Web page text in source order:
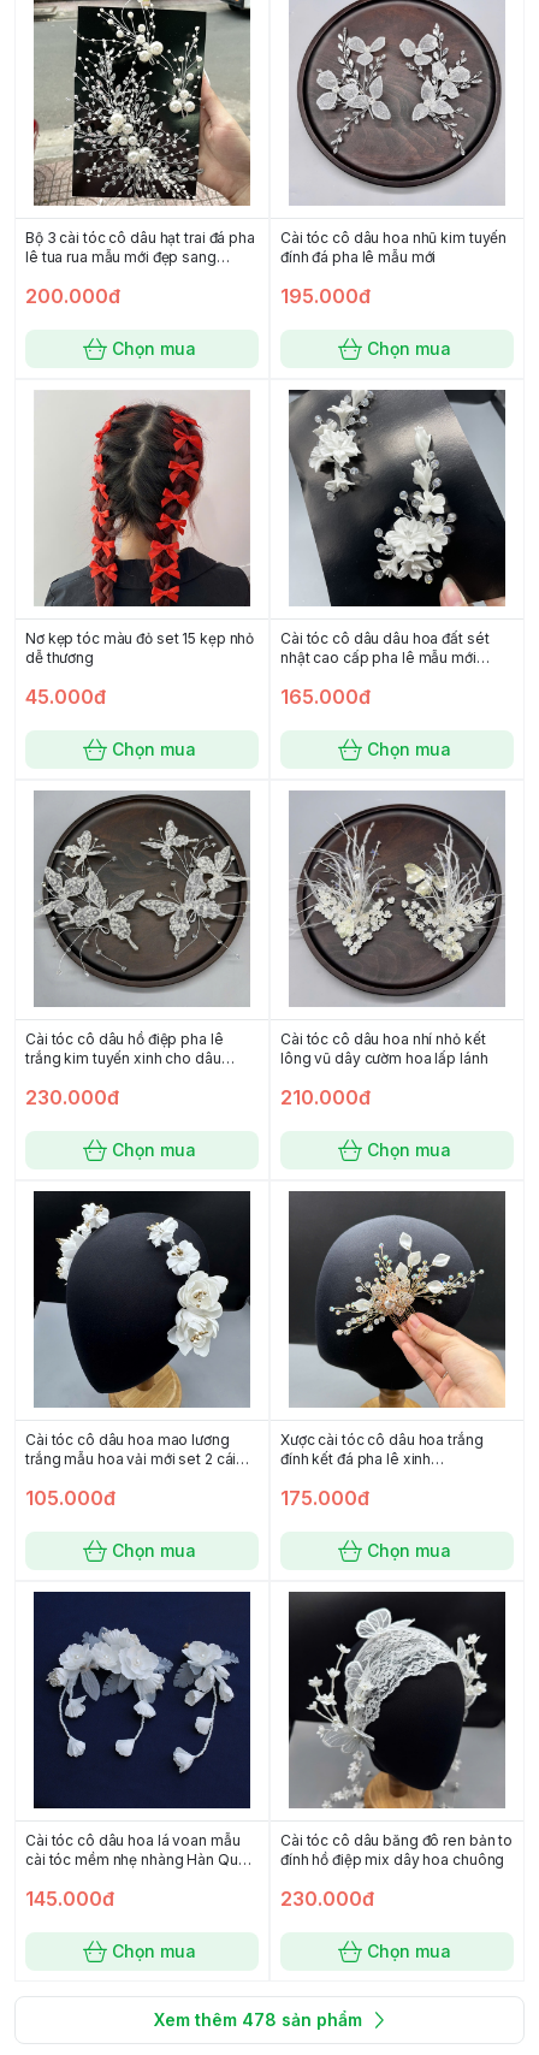
Bộ 3 cài tóc cô dâu hạt trai đá pha
lê tua rua mẫu mới đẹp sang
200.000đ
Chọn mua
Cài tóc cô dâu hoa nhũ kim tuyến
đính đá pha lê mẫu mới
195.000đ
Chọn mua
Nơ kẹp tóc màu đỏ set 15 kẹp nhỏ
dễ thương
45.000đ
Chọn mua
Cài tóc cô dâu dâu hoa đất sét
nhật cao cấp pha lê mẫu mới
165.000đ
Chọn mua
Cài tóc cô dâu hồ điệp pha lê
trắng kim tuyến xinh cho dâu
230.000đ
Chọn mua
Cài tóc cô dâu hoa nhí nhỏ kết
lông vũ dây cườm hoa lấp lánh
210.000đ
Chọn mua
Cài tóc cô dâu hoa mao lương
trắng mẫu hoa vải mới set 2 cái
105.000đ
Chọn mua
Xược cài tóc cô dâu hoa trắng
đính kết đá pha lê xinh
175.000đ
Chọn mua
Cài tóc cô dâu hoa lá voan mẫu
cài tóc mềm nhẹ nhàng Hàn Quốc
145.000đ
Chọn mua
Cài tóc cô dâu băng đô ren bản to
đính hồ điệp mix dây hoa chuông
230.000đ
Chọn mua
Xem thêm 478 sản phẩm